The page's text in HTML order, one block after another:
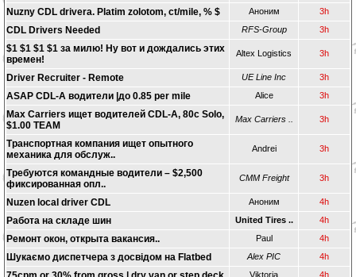
Nuzny CDL drivera. Platim zolotom, ct/mile, % $ Аноним 3h
CDL Drivers Needed RFS-Group 3h
$1 $1 $1 $1 за милю! Ну вот и дождались этих
времен!
Altex Logistics 3h
Driver Recruiter - Remote UE Line Inc 3h
ASAP CDL-A водители |до 0.85 per mile Alice 3h
Max Carriers ищет водителей CDL-A, 80c Solo,
$1.00 TEAM
Max Carriers .. 3h
Транспортная компания ищет опытного
механика для обслуж..
Andrei 3h
Требуются командные водители – $2,500
фиксированная опл..
CMM Freight 3h
Nuzen local driver CDL Аноним 4h
Работа на складе шин United Tires .. 4h
Ремонт окон, открыта вакансия.. Paul 4h
Шукаємо диспетчера з досвідом на Flatbed Alex PIC 4h
Viktoria 4h